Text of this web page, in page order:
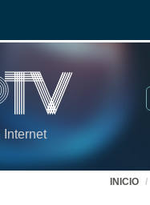
Internet
INICIO